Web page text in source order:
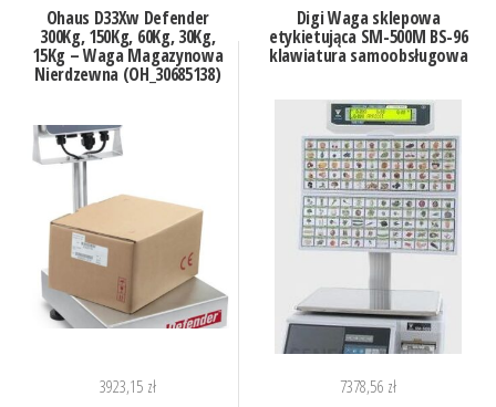
Ohaus D33Xw Defender
300Kg, 150Kg, 60Kg, 30Kg,
15Kg – Waga Magazynowa
Nierdzewna (OH_30685138)
3923,15 zł
Digi Waga sklepowa
etykietująca SM-500M BS-96
klawiatura samoobsługowa
7378,56 zł